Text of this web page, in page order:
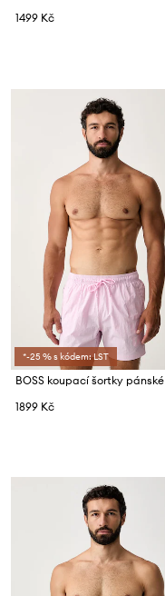
1499 Kč
*-25 % s kódem: LST
1899 Kč